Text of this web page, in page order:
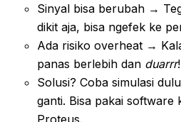
Sinyal bisa berubah →
dikit aja, bisa ngefek ke
Ada risiko overheat →
panas berlebih dan duarrr
Solusi? Coba simulasi
ganti. Bisa pakai software
Proteus.